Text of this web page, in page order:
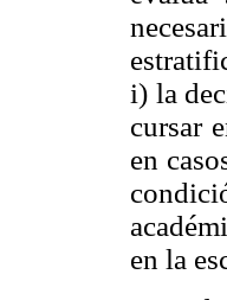
i) la
cursar
en
en la